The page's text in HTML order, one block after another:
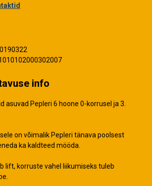
info
asuvad Pepleri 6 hoone 0-korrusel ja 3.
on võimalik Pepleri tänava poolsest
ka kaldteed mööda.
lift, korruste vahel liikumiseks tuleb